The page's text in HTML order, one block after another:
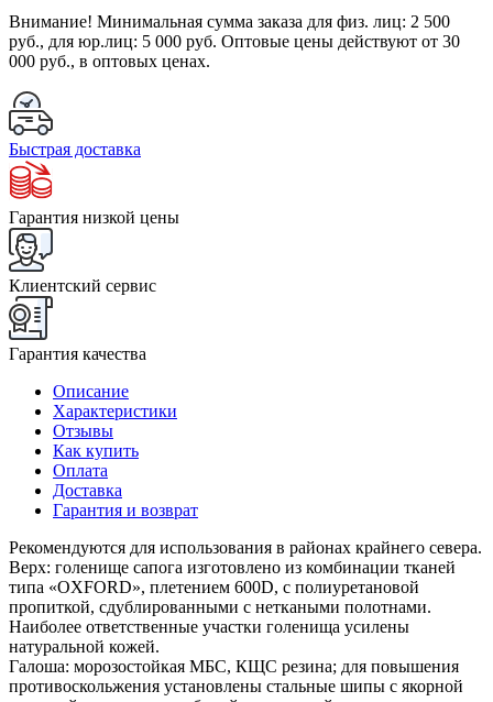
Внимание! Минимальная сумма заказа для физ. лиц: 2 500
руб., для юр.лиц: 5 000 руб. Оптовые цены действуют от 30
000 руб., в оптовых ценах.
Быстрая доставка
Гарантия низкой цены
Клиентский сервис
Гарантия качества
Описание
Характеристики
Отзывы
Как купить
Оплата
Доставка
Гарантия и возврат
Рекомендуются для использования в районах крайнего севера.
Верх: голенище сапога изготовлено из комбинации тканей
типа «OXFORD», плетением 600D, с полиуретановой
пропиткой, сдублированными с неткаными полотнами.
Наиболее ответственные участки голенища усилены
натуральной кожей.
Галоша: морозостойкая МБС, КЩС резина; для повышения
противоскольжения установлены стальные шипы с якорной